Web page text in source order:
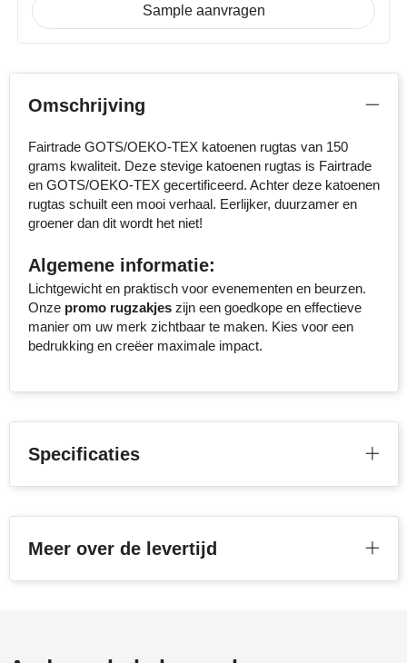
Ocean Bottle
Orrefors
Parker pennen
Peekay
Philips
Senator
Skross
Stilolinea
STORMaxi
Thule
Sample aanvragen
Omschrijving
Fairtrade GOTS/OEKO-TEX katoenen rugtas van 150
grams kwaliteit. Deze stevige katoenen rugtas is Fairtrade
en GOTS/OEKO-TEX gecertificeerd. Achter deze katoenen
rugtas schuilt een mooi verhaal. Eerlijker, duurzamer en
groener dan dit wordt het niet!
Algemene informatie:
Lichtgewicht en praktisch voor evenementen en beurzen.
Onze promo rugzakjes zijn een goedkope en effectieve
manier om uw merk zichtbaar te maken. Kies voor een
bedrukking en creëer maximale impact.
Specificaties
Meer over de levertijd